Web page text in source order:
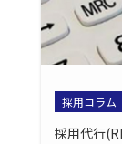
採用コラム
採用代行